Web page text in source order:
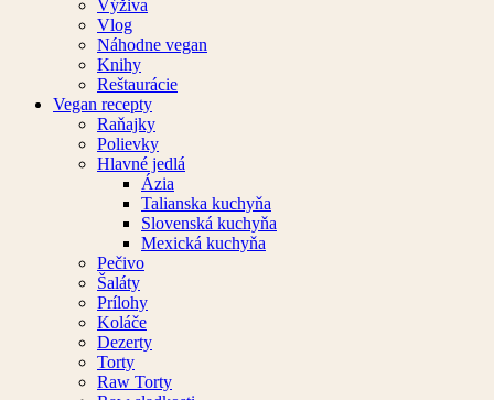
Výživa
Vlog
Náhodne vegan
Knihy
Reštaurácie
Vegan recepty
Raňajky
Polievky
Hlavné jedlá
Ázia
Talianska kuchyňa
Slovenská kuchyňa
Mexická kuchyňa
Pečivo
Šaláty
Prílohy
Koláče
Dezerty
Torty
Raw Torty